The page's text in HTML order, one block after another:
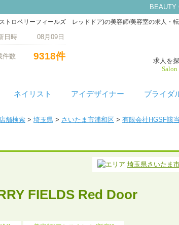
BEAUTY
トロベリーフィールズ レッドドア)の美容師/美容室の求人・
日時 08月09日
9318件
件数
求人を
Salon
ネイリスト アイデザイナー ブライダ
店舗検索 > 埼玉県 > さいたま市浦和区 > 有限会社HGSF該
埼玉県さいたま
FIELDS Red Door